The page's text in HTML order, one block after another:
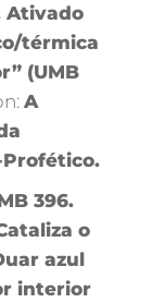
Ativado
térmica
(UMB
A
396.
o
azul
interior